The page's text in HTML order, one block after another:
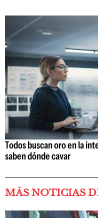
Todos buscan oro en la
saben dónde cavar
MÁS NOTICIAS